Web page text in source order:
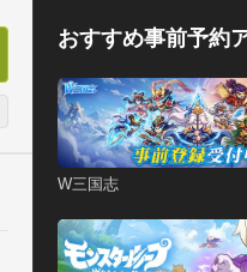
おすすめ事前予約
W三国志